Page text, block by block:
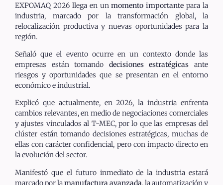
EXPOMAQ 2026 llega en unmomento importante para la
industria, marcado por la transformación global, la
relocalización productiva y nuevas oportunidades para la
región.
Señaló que el evento ocurre en un contexto donde las
empresas están tomando decisiones estratégicas ante
riesgos y oportunidades que se presentan en el entorno
económico e industrial.
Explicó que actualmente, en 2026, la industria enfrenta
cambios relevantes, en medio de negociaciones comerciales
y ajustes vinculados al T-MEC, por lo que las empresas del
clúster están tomando decisiones estratégicas, muchas de
ellas con carácter confidencial, pero con impacto directo en
la evolución del sector.
Manifestó que el futuro inmediato de la industria estará
marcado por lamanufactura avanzada, la automatización y